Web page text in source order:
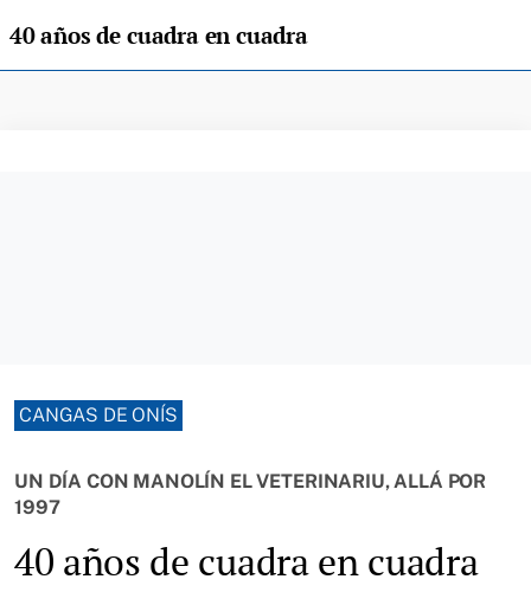
40 años de cuadra en cuadra
CANGAS DE ONÍS
UN DÍA CON MANOLÍN EL VETERINARIU, ALLÁ POR
1997
40 años de cuadra en cuadra